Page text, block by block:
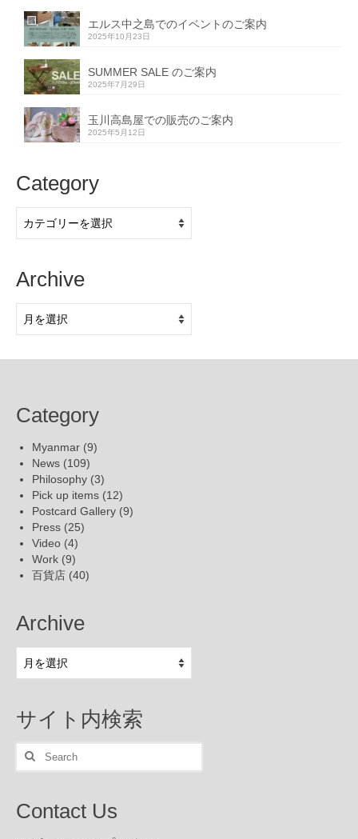
エルス中之島でのイベントのご案内
2025年10月23日
SUMMER SALE のご案内
2025年7月29日
玉川高島屋での販売のご案内
2025年5月12日
Category
Archive
Category
Myanmar (9)
News (109)
Philosophy (3)
Pick up items (12)
Postcard Gallery (9)
Press (25)
Video (4)
Work (9)
百貨店 (40)
Archive
サイト内検索
Search
Contact Us